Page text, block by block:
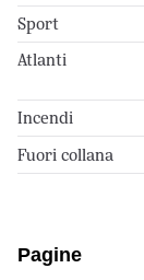
Sport
Atlanti
Incendi
Fuori collana
Pagine